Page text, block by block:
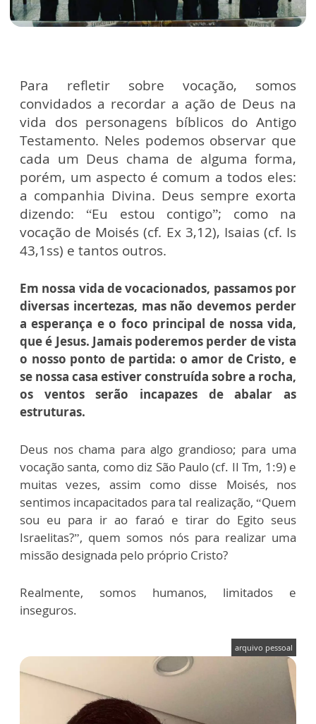
Para refletir sobre vocação, somos
convidados a recordar a ação de Deus na
vida dos personagens bíblicos do Antigo
Testamento. Neles podemos observar que
cada um Deus chama de alguma forma,
porém, um aspecto é comum a todos eles:
a companhia Divina. Deus sempre exorta
dizendo: “Eu estou contigo”; como na
vocação de Moisés (cf. Ex 3,12), Isaias (cf. Is
43,1ss) e tantos outros.
Em nossa vida de vocacionados, passamos por
diversas incertezas, mas não devemos perder
a esperança e o foco principal de nossa vida,
que é Jesus. Jamais poderemos perder de vista
o nosso ponto de partida: o amor de Cristo, e
se nossa casa estiver construída sobre a rocha,
os ventos serão incapazes de abalar as
estruturas.
Deus nos chama para algo grandioso; para uma
vocação santa, como diz São Paulo (cf. II Tm, 1:9) e
muitas vezes, assim como disse Moisés, nos
sentimos incapacitados para tal realização, “Quem
sou eu para ir ao faraó e tirar do Egito seus
Israelitas?”, quem somos nós para realizar uma
missão designada pelo próprio Cristo?
Realmente, somos humanos, limitados e
inseguros.
arquivo pessoal